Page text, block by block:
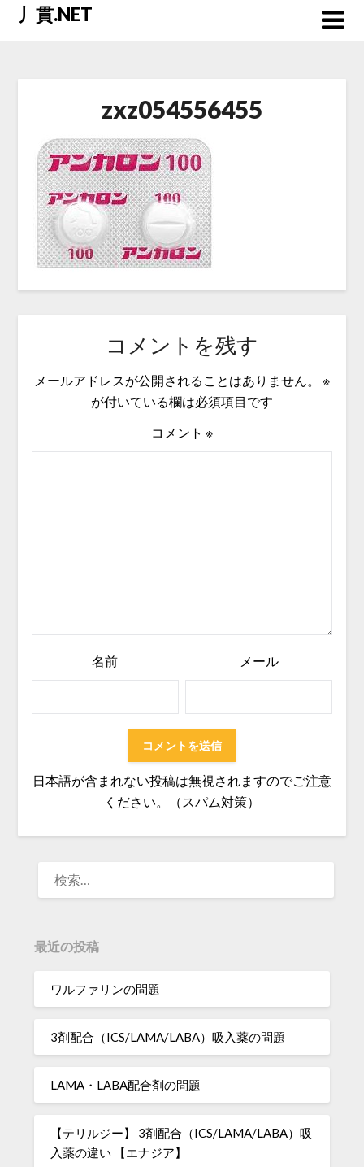
Skip丿貫.NET
zxz054556455
コメントを残す
メールアドレスが公開されることはありません。
※
が付いている欄は必須項目です
コメント ※
名前 メール
日本語が含まれない投稿は無視されますのでご注意
ください。（スパム対策）
最近の投稿
ワルファリンの問題
3剤配合（ICS/LAMA/LABA）吸入薬の問題
LAMA・LABA配合剤の問題
【テリルジー】 3剤配合（ICS/LAMA/LABA）吸
入薬の違い 【エナジア】